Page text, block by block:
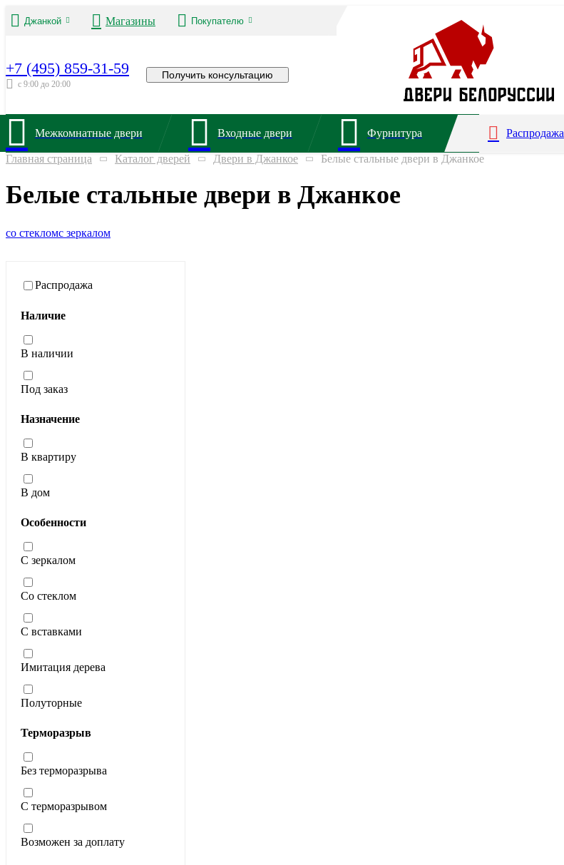
Джанкой Магазины Покупателю
+7 (495) 859-31-59
с 9:00 до 20:00
Получить консультацию
Межкомнатные двери Входные двери Фурнитура Распродажа
Главная страница Каталог дверей Двери в Джанкое Белые стальные двери в Джанкое
Белые стальные двери в Джанкое
со стекломс зеркалом
Распродажа
Наличие
В наличии
Под заказ
Назначение
В квартиру
В дом
Особенности
С зеркалом
Со стеклом
С вставками
Имитация дерева
Полуторные
Терморазрыв
Без терморазрыва
С терморазрывом
Возможен за доплату